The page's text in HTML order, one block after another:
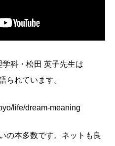
科・松田 英子先生は
られています。
life/dream-meaning
の本多数です。ネットも良